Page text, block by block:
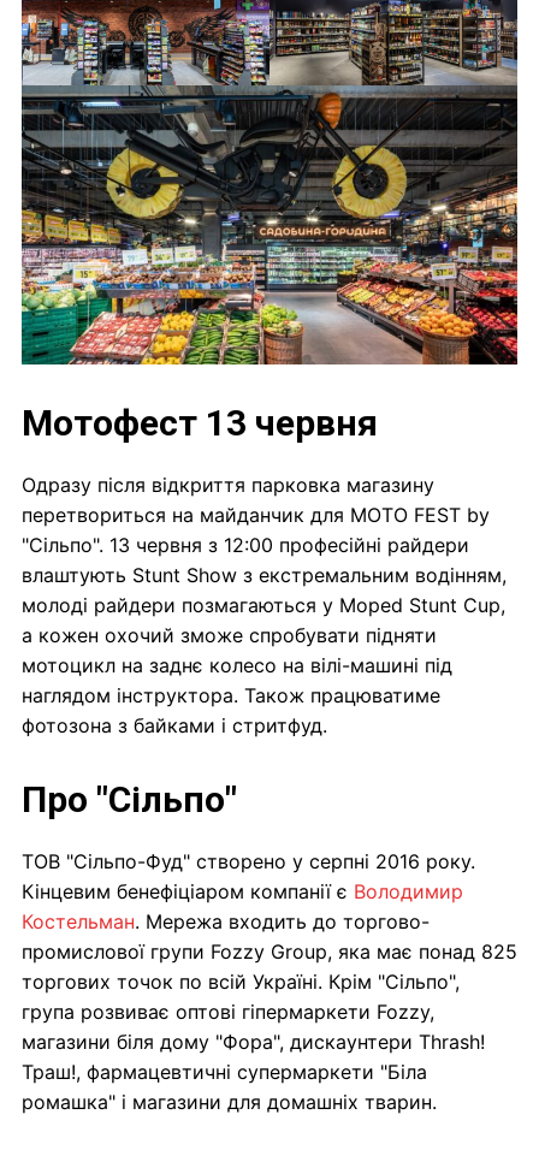
Мотофест 13 червня
Одразу після відкриття парковка магазину
перетвориться на майданчик для MOTO FEST by
"Сільпо". 13 червня з 12:00 професійні райдери
влаштують Stunt Show з екстремальним водінням,
молоді райдери позмагаються у Moped Stunt Cup,
а кожен охочий зможе спробувати підняти
мотоцикл на заднє колесо на вілі-машині під
наглядом інструктора. Також працюватиме
фотозона з байками і стритфуд.
Про "Сільпо"
ТОВ "Сільпо-Фуд" створено у серпні 2016 року.
Кінцевим бенефіціаром компанії є Володимир
Костельман. Мережа входить до торгово-
промислової групи Fozzy Group, яка має понад 825
торгових точок по всій Україні. Крім "Сільпо",
група розвиває оптові гіпермаркети Fozzy,
магазини біля дому "Фора", дискаунтери Thrash!
Траш!, фармацевтичні супермаркети "Біла
ромашка" і магазини для домашніх тварин.